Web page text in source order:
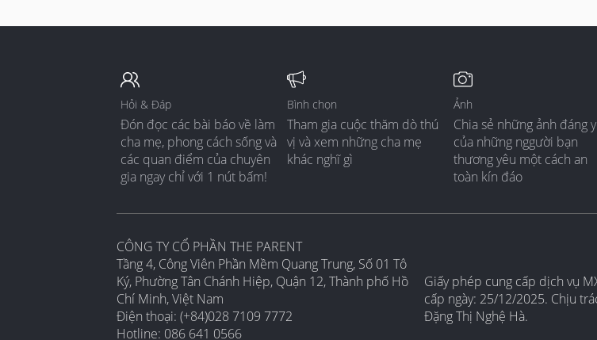
Hỏi & Đáp
Đón đọc các bài báo về làm
cha mẹ, phong cách sống và
các quan điểm của chuyên
gia ngay chỉ với 1 nút bấm!
Bình chọn
Tham gia cuộc thăm dò thú
vị và xem những cha mẹ
khác nghĩ gì
Ảnh
Chia sẻ những ảnh đáng
của những nggười bạn
thương yêu một cách an
toàn kín đáo
CÔNG TY CỔ PHẦN THE PARENT
Tầng 4, Công Viên Phần Mềm Quang Trung, Số 01 Tô
Ký, Phường Tân Chánh Hiệp, Quận 12, Thành phố Hồ
Chí Minh, Việt Nam
Điện thoại: (+84)028 7109 7772
Hotline: 086 641 0566
Giấy phép cung cấp dịch vụ
cấp ngày: 25/12/2025. Chịu
Đặng Thị Nghệ Hà.